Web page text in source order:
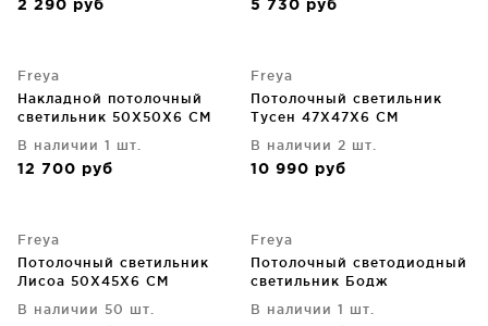
2 290 руб 5 730 руб
Freya
Накладной потолочный
светильник 50X50X6 CM
В наличии 1 шт.
12 700 руб
Freya
Потолочный светильник
Тусен 47X47X6 CM
В наличии 2 шт.
10 990 руб
Freya
Потолочный светильник
Лисоа 50X45X6 CM
В наличии 50 шт.
Freya
Потолочный светодиодный
светильник Бодж
В наличии 1 шт.